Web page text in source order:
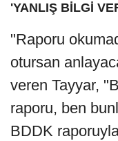
'YANLIŞ BİLGİ
"Raporu
otursan
veren Tayyar,
raporu, ben
BDDK